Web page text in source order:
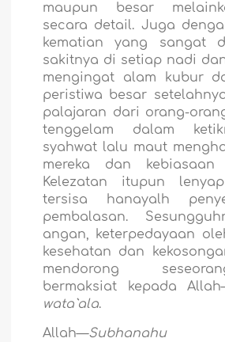
maupun besar
secara detail. Juga
kematian yang sangat
sakitnya di setiap nadi
mengingat alam kubur
peristiwa besar
palajaran dari orang-
tenggelam dalam
syahwat lalu maut
mereka dan kebiasaan
Kelezatan itupun
tersisa hanayalh
pembalasan.
angan, keterpedayaan
kesehatan dan
mendorong
bermaksiat kepada
wata`ala.
Allah—Subhanahu